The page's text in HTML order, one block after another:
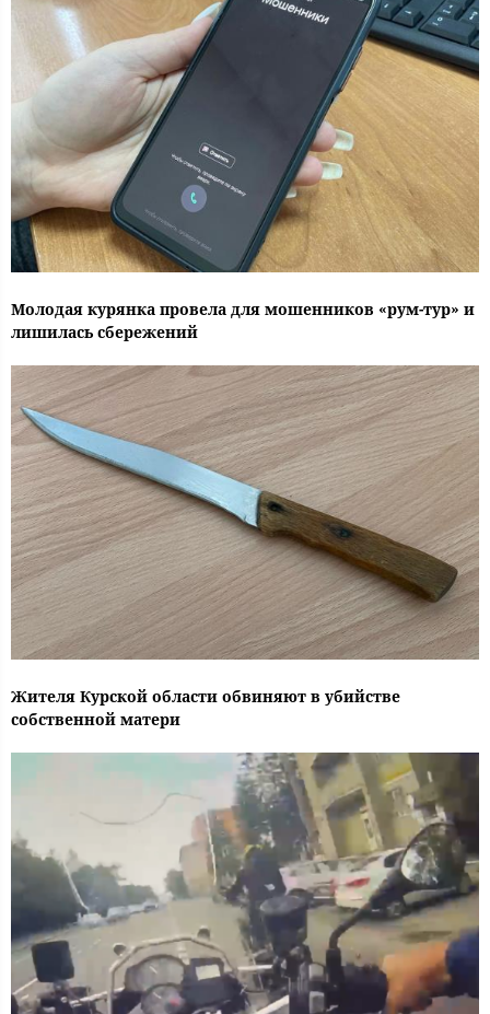
Молодая курянка провела для мошенников «рум-тур» и
лишилась сбережений
Жителя Курской области обвиняют в убийстве
собственной матери